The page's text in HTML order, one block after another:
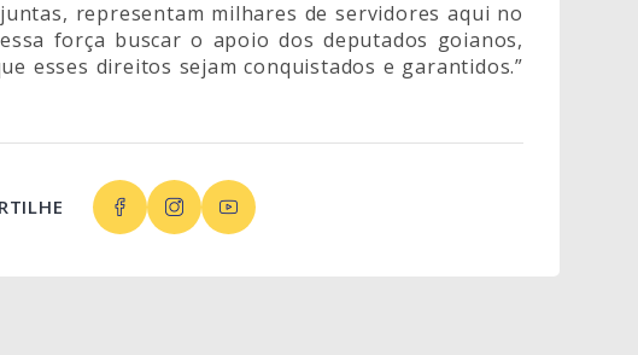
representam milhares de servidores aqui no
força buscar o apoio dos deputados goianos,
esses direitos sejam conquistados e garantidos.”